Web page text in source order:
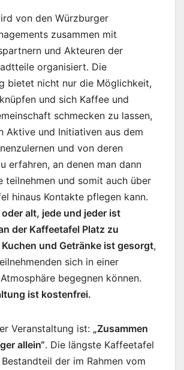
von den Würzburger
zusammen mit
und Akteuren der
organisiert. Die
bietet nicht nur die Möglichkeit,
und sich Kaffee und
schmecken zu lassen,
Aktive und Initiativen aus dem
und von deren
erfahren, an denen man dann
teilnehmen und somit auch über
hinaus Kontakte pflegen kann.
alt, jede und jeder ist
der Kaffeetafel Platz zu
Kuchen und Getränke ist gesorgt,
sich in einer
begegnen können.
ist kostenfrei.
Veranstaltung ist: „Zusammen
allein“. Die längste Kaffeetafel
der im Rahmen vom